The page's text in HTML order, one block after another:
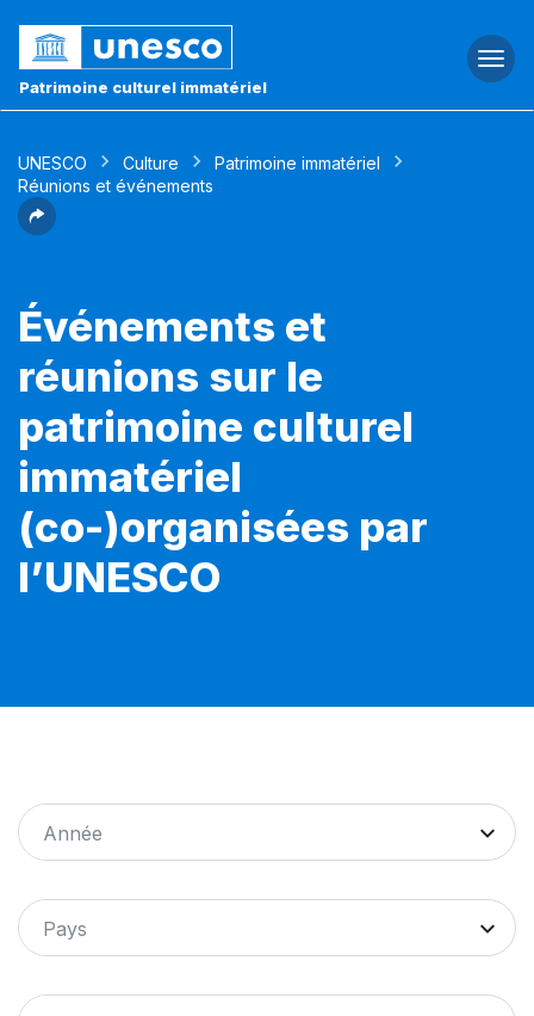
Patrimoine culturel immatériel
UNESCO Culture
Patrimoine immatériel
Réunions et événements
Événements et
réunions sur le
patrimoine culturel
immatériel
(co-)organisées par
l’UNESCO
Année
Pays